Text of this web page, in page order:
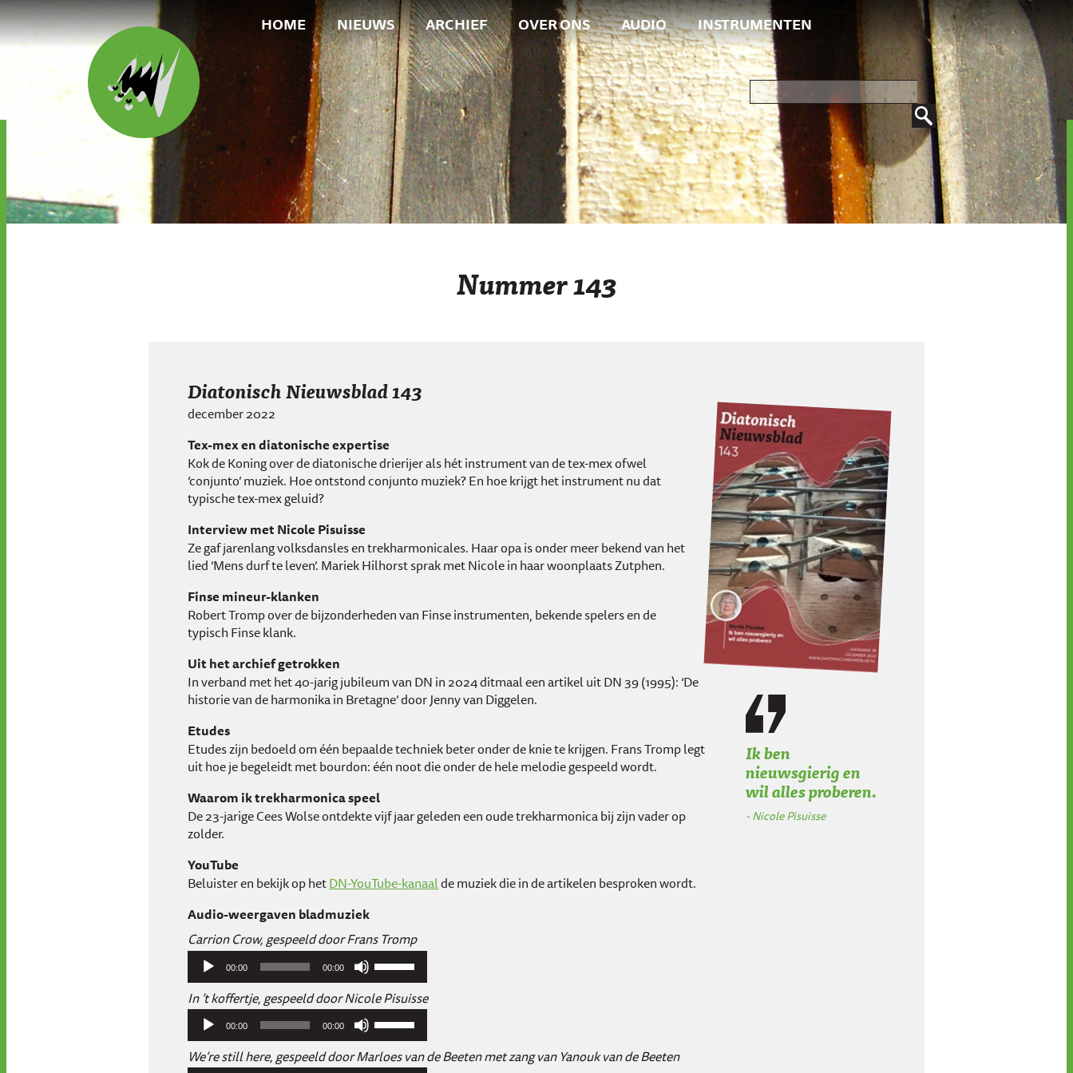
HOME NIEUWS ARCHIEF OVER ONS AUDIO INSTRUMENTEN
Zoeken
naar:
Nummer 143
Diatonisch Nieuwsblad 143
december 2022
Ik ben
nieuwsgierig en
wil alles proberen.
Nicole Pisuisse
Tex-mex en diatonische expertise
Kok de Koning over de diatonische drierijer als hét instrument van de tex-mex ofwel
‘conjunto’ muziek. Hoe ontstond conjunto muziek? En hoe krijgt het instrument nu dat
typische tex-mex geluid?
Interview met Nicole Pisuisse
Ze gaf jarenlang volksdansles en trekharmonicales. Haar opa is onder meer bekend van het
lied ‘Mens durf te leven’. Mariek Hilhorst sprak met Nicole in haar woonplaats Zutphen.
Finse mineur-klanken
Robert Tromp over de bijzonderheden van Finse instrumenten, bekende spelers en de
typisch Finse klank.
Uit het archief getrokken
In verband met het 40-jarig jubileum van DN in 2024 ditmaal een artikel uit DN 39 (1995): ‘De
historie van de harmonika in Bretagne’ door Jenny van Diggelen.
Etudes
Etudes zijn bedoeld om één bepaalde techniek beter onder de knie te krijgen. Frans Tromp legt
uit hoe je begeleidt met bourdon: één noot die onder de hele melodie gespeeld wordt.
Waarom ik trekharmonica speel
De 23-jarige Cees Wolse ontdekte vijf jaar geleden een oude trekharmonica bij zijn vader op
zolder.
YouTube
Beluister en bekijk op hetDN-YouTube-kanaalde muziek die in de artikelen besproken wordt.
Audio-weergaven bladmuziek
Carrion Crow, gespeeld door Frans Tromp
Audiospeler
00:00 00:00
pijltoetsen
om
het
te
In ’t koffertje, gespeeld door Nicole Pisuisse
Audiospeler
00:00 00:00
pijltoetsen
om
We’re still here, gespeeld door Marloes van de Beeten met zang van Yanouk van de Beeten